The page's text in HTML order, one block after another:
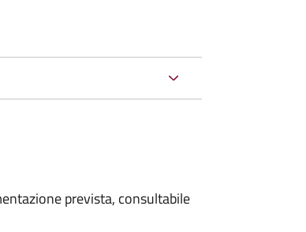
prevista, consultabile